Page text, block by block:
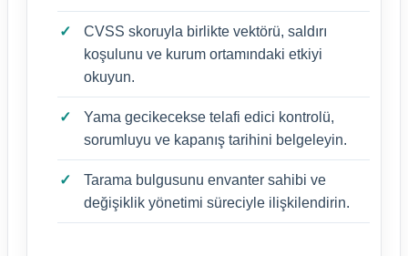
CVSS skoruyla birlikte vektörü, saldırı
koşulunu ve kurum ortamındaki etkiyi
okuyun.
Yama gecikecekse telafi edici kontrolü,
sorumluyu ve kapanış tarihini belgeleyin.
Tarama bulgusunu envanter sahibi ve
değişiklik yönetimi süreciyle ilişkilendirin.